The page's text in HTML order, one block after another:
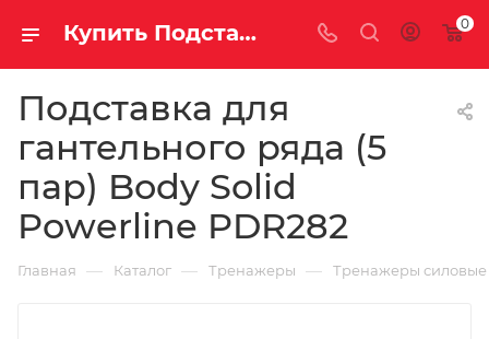
Купить Подставка для гантельного ряда (5 пар) Body Solid Powerline PDR282 за рублей, а со скидкой 0
Подставка для
гантельного ряда (5
пар) Body Solid
Powerline PDR282
Главная — Каталог — Тренажеры — Тренажеры силовые